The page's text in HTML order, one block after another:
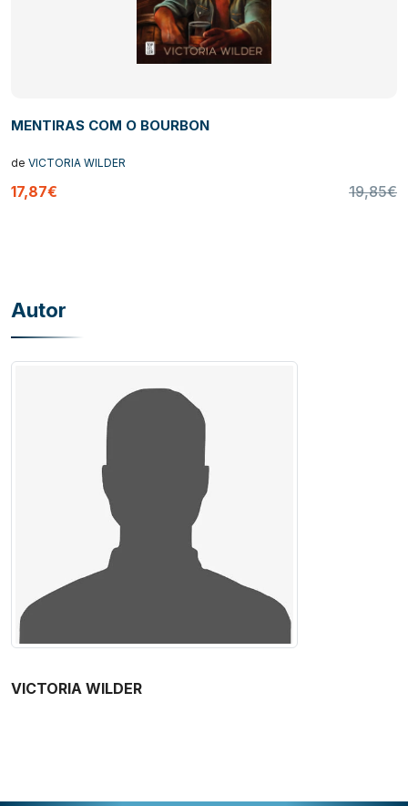
Autor
VICTORIA WILDER
MENTIRAS COM O BOURBON
de VICTORIA WILDER
17,87€ 19,85€